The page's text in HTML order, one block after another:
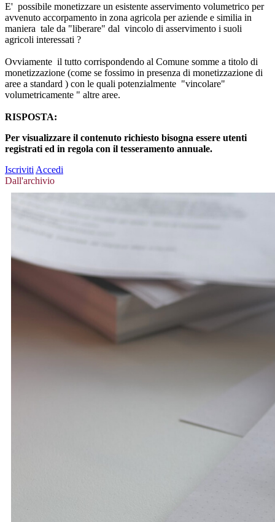
E' possibile monetizzare un esistente asservimento volumetrico per
avvenuto accorpamento in zona agricola per aziende e similia in
maniera tale da "liberare" dal vincolo di asservimento i suoli
agricoli interessati ?
Ovviamente il tutto corrispondendo al Comune somme a titolo di
monetizzazione (come se fossimo in presenza di monetizzazione di
aree a standard ) con le quali potenzialmente "vincolare"
volumetricamente " altre aree.
RISPOSTA:
Per visualizzare il contenuto richiesto bisogna essere utenti
registrati ed in regola con il tesseramento annuale.
Iscriviti Accedi
Dall'archivio